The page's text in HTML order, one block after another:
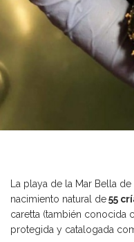
La playa de la Mar Bella
nacimiento natural de55
caretta (también conocida
protegida y catalogada